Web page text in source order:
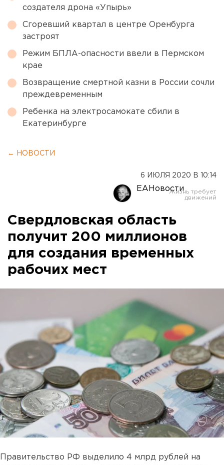
создателя дрона «Упырь»
Сгоревший квартал в центре Оренбурга
застроят
Режим БПЛА-опасности ввели в Пермском
крае
Возвращение смертной казни в России сочли
преждевременным
Ребенка на электросамокате сбили в
Екатеринбурге
← НОВОСТИ
6 ИЮЛЯ 2020 В 10:14
ЕАНовости
Свердловская область
получит 200 миллионов
для создания временных
рабочих мест
Правительство РФ выделило 4 млрд рублей на